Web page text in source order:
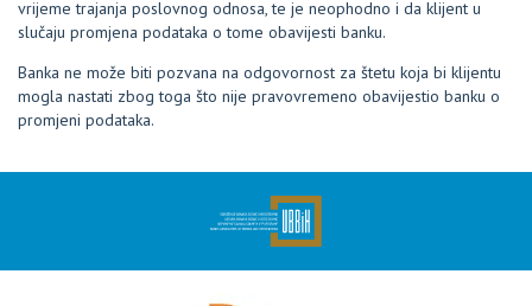
vrijeme trajanja poslovnog odnosa, te je neophodno i da klijent u
slučaju promjena podataka o tome obavijesti banku.
Banka ne može biti pozvana na odgovornost za štetu koja bi klijentu
mogla nastati zbog toga što nije pravovremeno obavijestio banku o
promjeni podataka.